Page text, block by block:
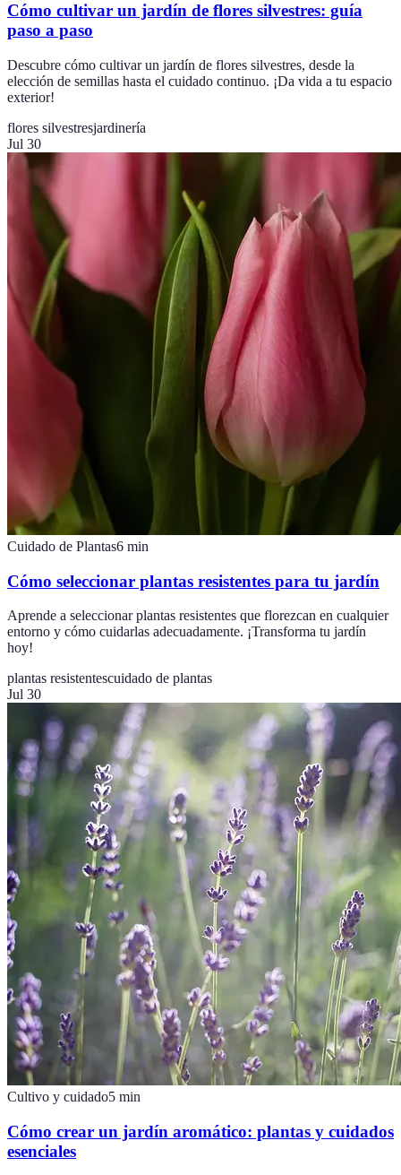
Cómo cultivar un jardín de flores silvestres: guía
paso a paso
Descubre cómo cultivar un jardín de flores silvestres, desde la
elección de semillas hasta el cuidado continuo. ¡Da vida a tu espacio
exterior!
flores silvestresjardinería
Jul 30
Cuidado de Plantas6 min
Cómo seleccionar plantas resistentes para tu jardín
Aprende a seleccionar plantas resistentes que florezcan en cualquier
entorno y cómo cuidarlas adecuadamente. ¡Transforma tu jardín
hoy!
plantas resistentescuidado de plantas
Jul 30
Cultivo y cuidado5 min
Cómo crear un jardín aromático: plantas y cuidados
esenciales